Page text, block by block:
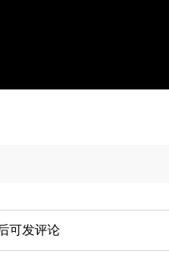
可发评论